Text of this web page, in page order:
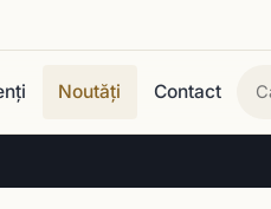
Noutăți Contact